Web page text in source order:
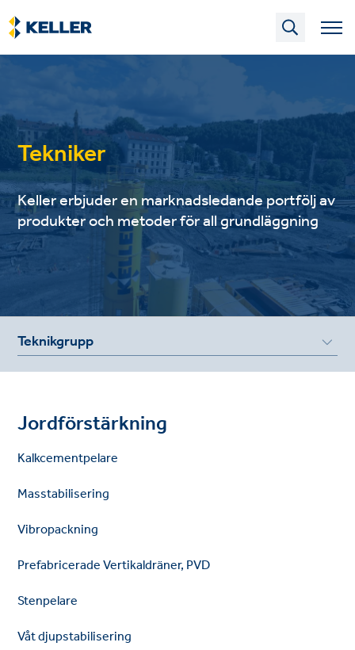
Skip
to
main
content
Tekniker
Keller erbjuder en marknadsledande portfölj av
produkter och metoder för all grundläggning
Teknikgrupp
Jordförstärkning
Kalkcementpelare
Masstabilisering
Vibropackning
Prefabricerade Vertikaldräner, PVD
Stenpelare
Våt djupstabilisering